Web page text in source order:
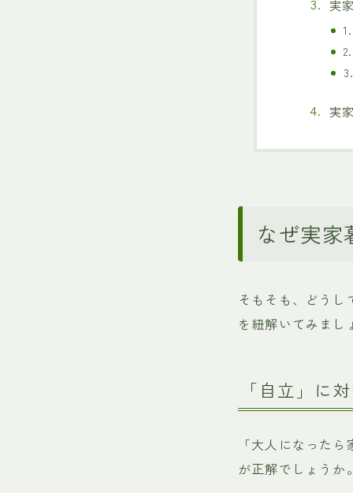
実
実
なぜ実家
そもそも、どうし
を紐解いてみまし
「自立」に
「大人になった
が正解でしょうか